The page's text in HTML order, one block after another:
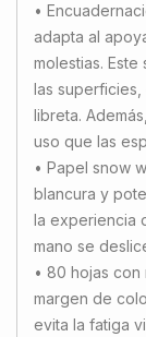
•
adapta al
molestias.
las
libreta.
uso que las
• Papel snow
blancura y
la experiencia
mano se
• 80 hojas
margen de
evita la fatiga